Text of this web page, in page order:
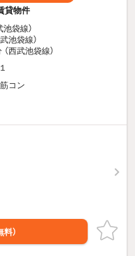
貸物件
池袋線）
池袋線）
（西武池袋線）
コン
料）